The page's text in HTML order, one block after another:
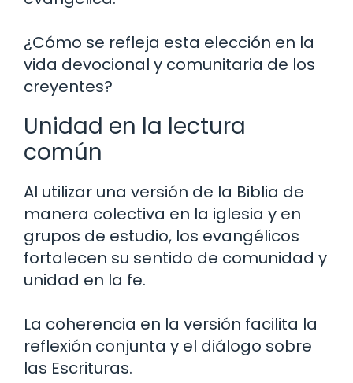
¿Cómo se refleja esta elección en la
vida devocional y comunitaria de los
creyentes?
Unidad en la lectura
común
Al utilizar una versión de la Biblia de
manera colectiva en la iglesia y en
grupos de estudio, los evangélicos
fortalecen su sentido de comunidad y
unidad en la fe.
La coherencia en la versión facilita la
reflexión conjunta y el diálogo sobre
las Escrituras.